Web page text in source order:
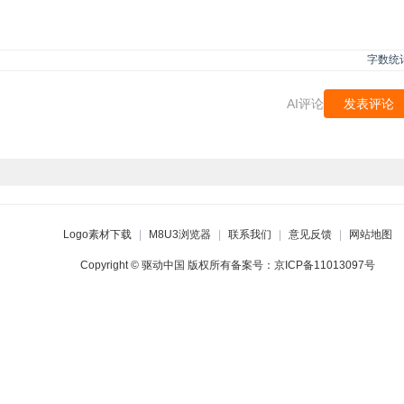
字数统
AI评论 发表评论
Logo素材下载 M8U3浏览器 联系我们 意见反馈 网站地图
Copyright © 驱动中国 版权所有备案号： 京ICP备11013097号